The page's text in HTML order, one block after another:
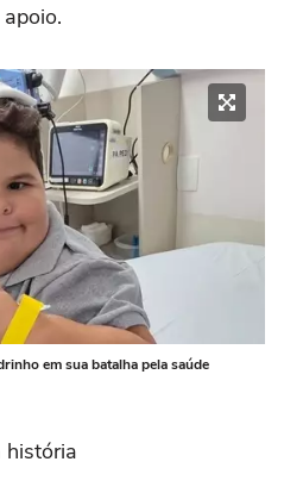
em sua batalha pela saúde
história